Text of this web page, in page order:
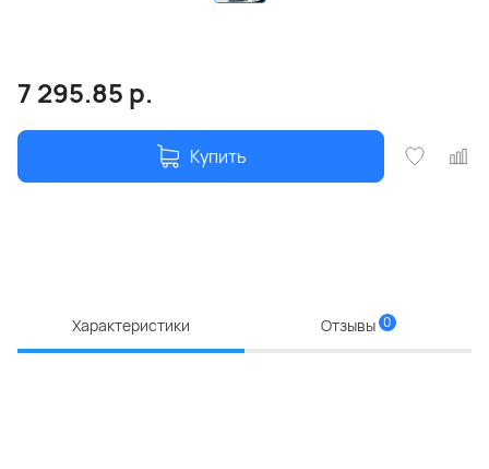
7 295.85 р.
Купить
Характеристики Отзывы 0